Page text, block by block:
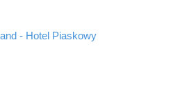
- Hotel Piaskowy